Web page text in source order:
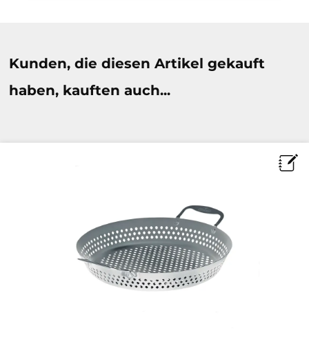
Kunden, die diesen Artikel gekauft
haben, kauften auch...